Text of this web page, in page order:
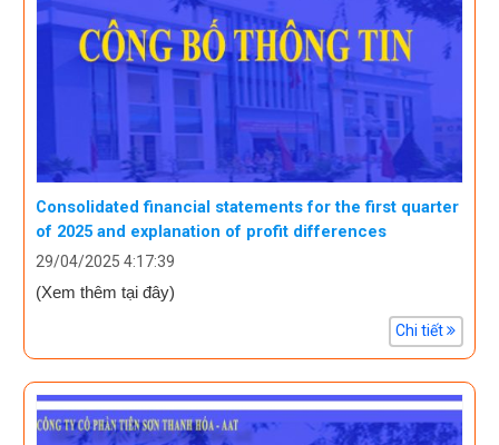
Consolidated financial statements for the first quarter
of 2025 and explanation of profit differences
29/04/2025 4:17:39
(Xem thêm tại đây)
Chi tiết